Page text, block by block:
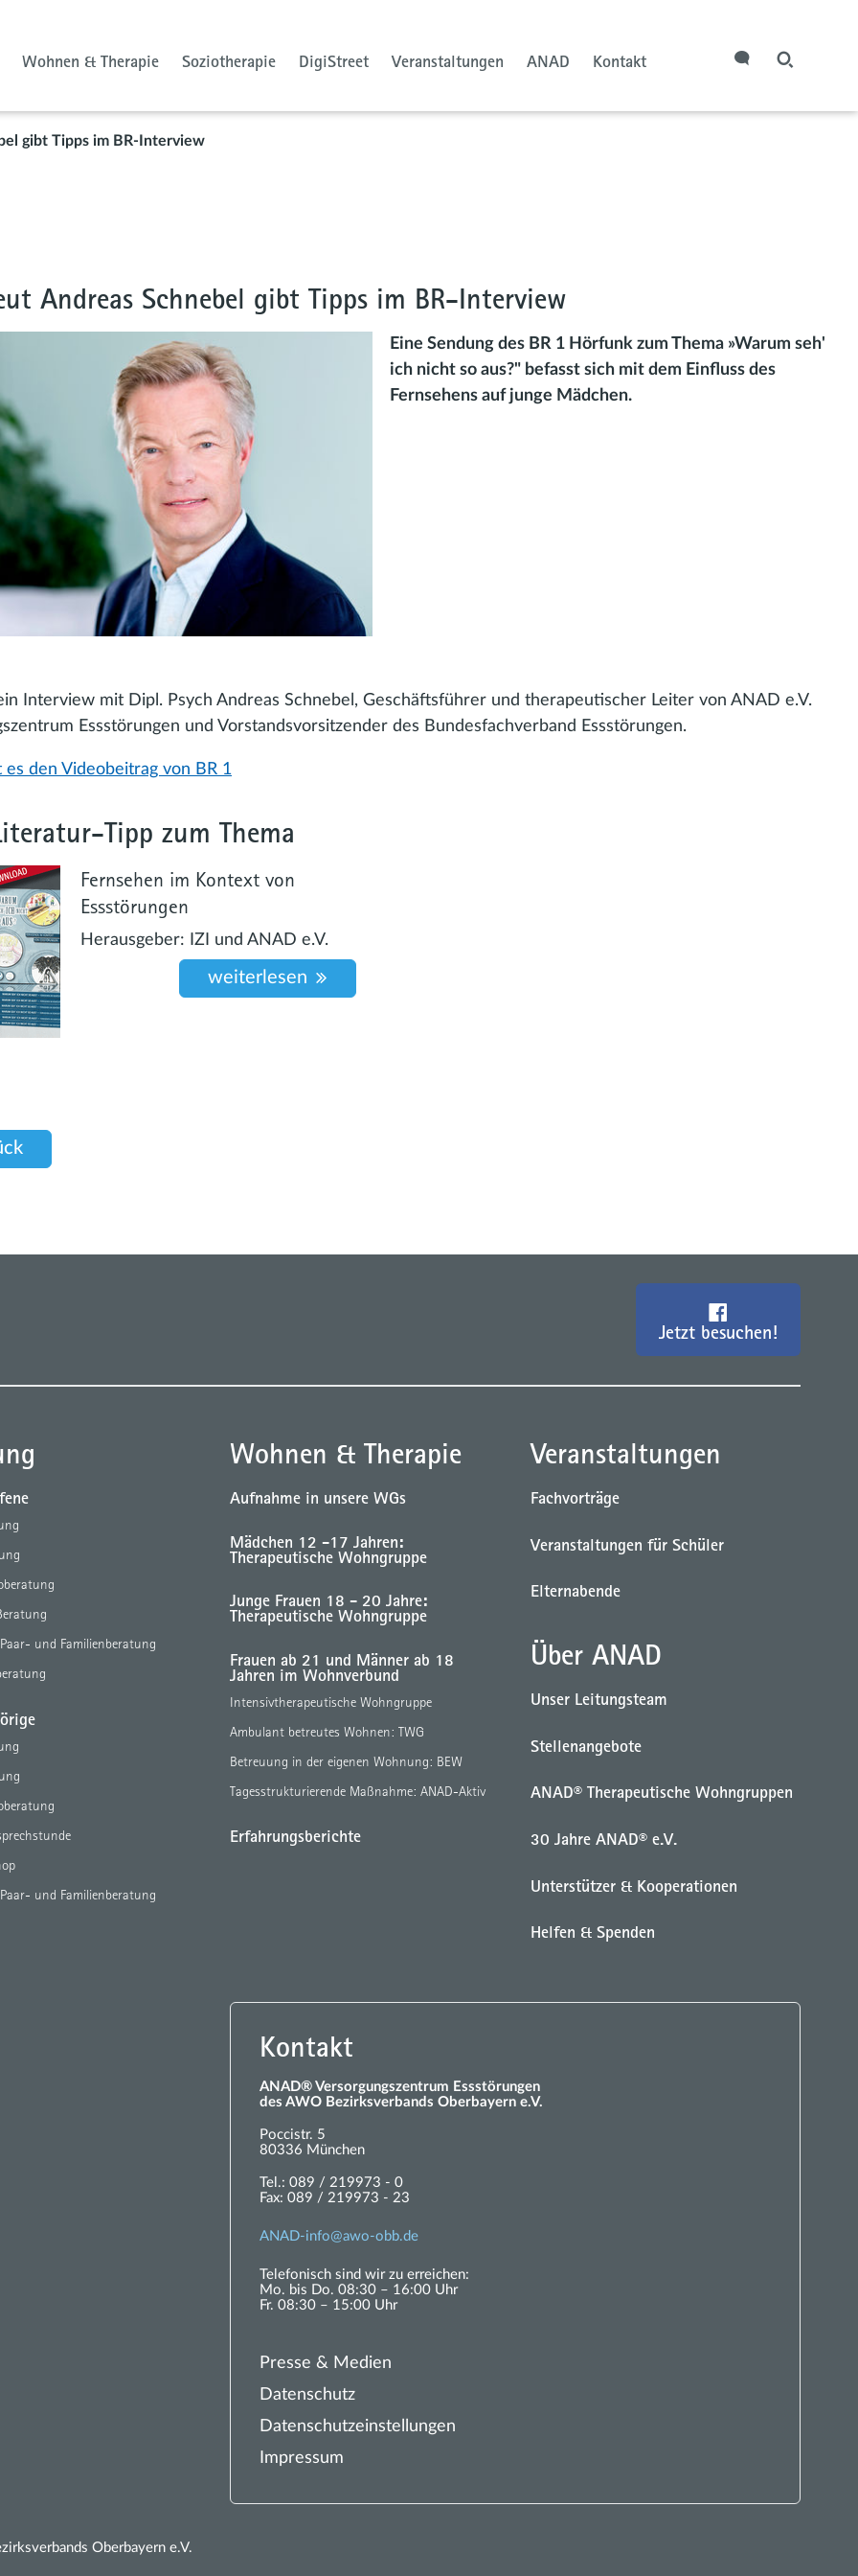
Wohnen & Therapie Soziotherapie DigiStreet Veranstaltungen ANAD Kontakt
gibt Tipps im BR-Interview
Andreas Schnebel gibt Tipps im BR-Interview
Eine Sendung des BR 1 Hörfunk zum Thema »Warum seh'
ich nicht so aus?" befasst sich mit dem Einfluss des
Fernsehens auf junge Mädchen.
Interview mit Dipl. Psych Andreas Schnebel, Geschäftsführer und therapeutischer Leiter von ANAD e.V.
Essstörungen und Vorstandsvorsitzender des Bundesfachverband Essstörungen.
es den Videobeitrag von BR 1
Tipp zum Thema
Fernsehen im Kontext von
Essstörungen
Herausgeber: IZI und ANAD e.V.
weiterlesen
Jetzt besuchen!
und Familienberatung
und Familienberatung
Wohnen & Therapie
Aufnahme in unsere WGs
Mädchen 12 -17 Jahren:
Therapeutische Wohngruppe
Junge Frauen 18 - 20 Jahre:
Therapeutische Wohngruppe
Frauen ab 21 und Männer ab 18
Jahren im Wohnverbund
Intensivtherapeutische Wohngruppe
Ambulant betreutes Wohnen: TWG
Betreuung in der eigenen Wohnung: BEW
Tagesstrukturierende Maßnahme: ANAD-Aktiv
Erfahrungsberichte
Veranstaltungen
Fachvorträge
Veranstaltungen für Schüler
Elternabende
Über ANAD
Unser Leitungsteam
Stellenangebote
ANAD® Therapeutische Wohngruppen
30 Jahre ANAD® e.V.
Unterstützer & Kooperationen
Helfen & Spenden
Kontakt
ANAD® Versorgungszentrum Essstörungen
des AWO Bezirksverbands Oberbayern e.V.
Poccistr. 5
80336 München
Tel.: 089 / 219973 - 0
Fax: 089 / 219973 - 23
ANAD- nf w - bb d
Telefonisch sind wir zu erreichen:
Mo. bis Do. 08:30 – 16:00 Uhr
Fr. 08:30 – 15:00 Uhr
Presse & Medien
Datenschutz
Datenschutzeinstellungen
Impressum
Oberbayern e.V.